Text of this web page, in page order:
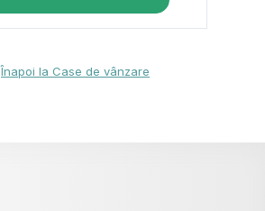
Înapoi la Case de vânzare